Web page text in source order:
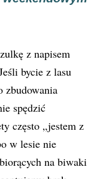
z napisem
bycie z lasu
zbudowania
spędzić
często „jestem z
w lesie nie
na biwaki